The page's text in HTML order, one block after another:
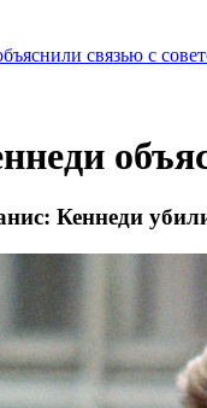
связью с
Кеннеди убили